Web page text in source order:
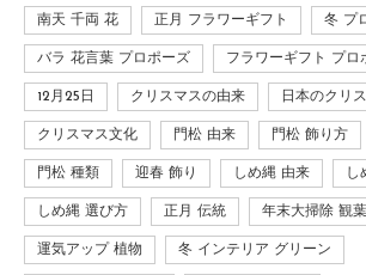
南天 千両 花 正月 フラワーギフト 冬 プ
バラ 花言葉 プロポーズ フラワーギフト プロ
12月25日 クリスマスの由来 日本のクリ
クリスマス文化 門松 由来 門松 飾り方
門松 種類 迎春 飾り しめ縄 由来 し
しめ縄 選び方 正月 伝統 年末大掃除 観
運気アップ 植物 冬 インテリア グリーン